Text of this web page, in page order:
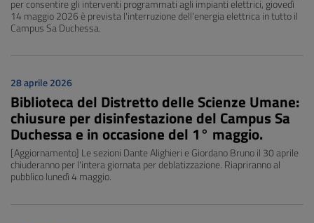
per consentire gli interventi programmati agli impianti elettrici, giovedì
14 maggio 2026 è prevista l'interruzione dell'energia elettrica in tutto il
Campus Sa Duchessa.
28 aprile 2026
Biblioteca del Distretto delle Scienze Umane:
chiusure per disinfestazione del Campus Sa
Duchessa e in occasione del 1° maggio.
[Aggiornamento] Le sezioni Dante Alighieri e Giordano Bruno il 30 aprile
chiuderanno per l'intera giornata per deblatizzazione. Riapriranno al
pubblico lunedì 4 maggio.